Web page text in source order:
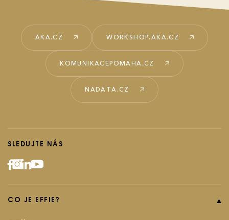
AKA.CZ WORKSHOP.AKA.CZ
KOMUNIKACEPOMAHA.CZ
NADATA.CZ
SLEDUJTE NÁS
CO JE EFFIE?